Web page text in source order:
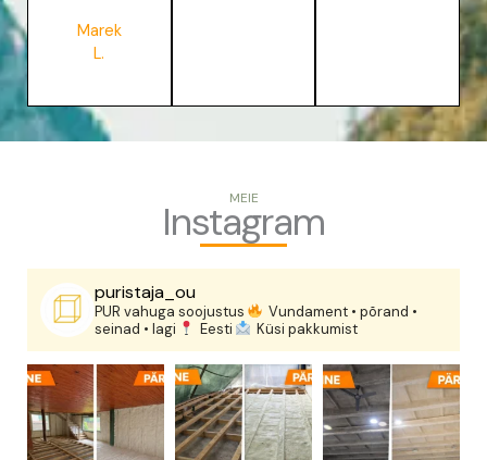
Marek
L.
MEIE
Instagram
puristaja_ou
PUR vahuga soojustus
Vundament • põrand •
seinad • lagi
Eesti Küsi pakkumist